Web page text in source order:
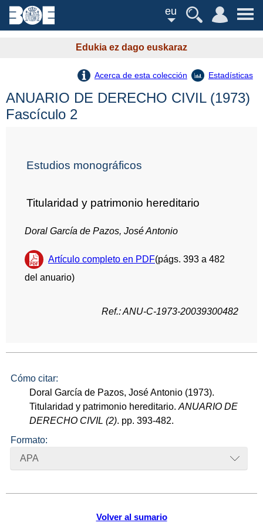
eu
Edukia ez dago euskaraz
Acerca de esta colección Estadísticas
Volver al sumario
ANUARIO DE DERECHO CIVIL (1973)
Fascículo 2
Estudios monográficos
Titularidad y patrimonio hereditario
Doral García de Pazos, José Antonio
Artículo completo en PDF(págs. 393 a 482
del anuario)
Ref.: ANU-C-1973-20039300482
Cómo citar:
Doral García de Pazos, José Antonio (1973).
Titularidad y patrimonio hereditario.ANUARIO DE
DERECHO CIVIL (2). pp. 393-482.
Formato:
APA